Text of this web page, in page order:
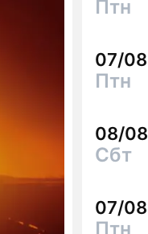
Птн
07/08
Птн
08/08
Сбт
07/08
Птн